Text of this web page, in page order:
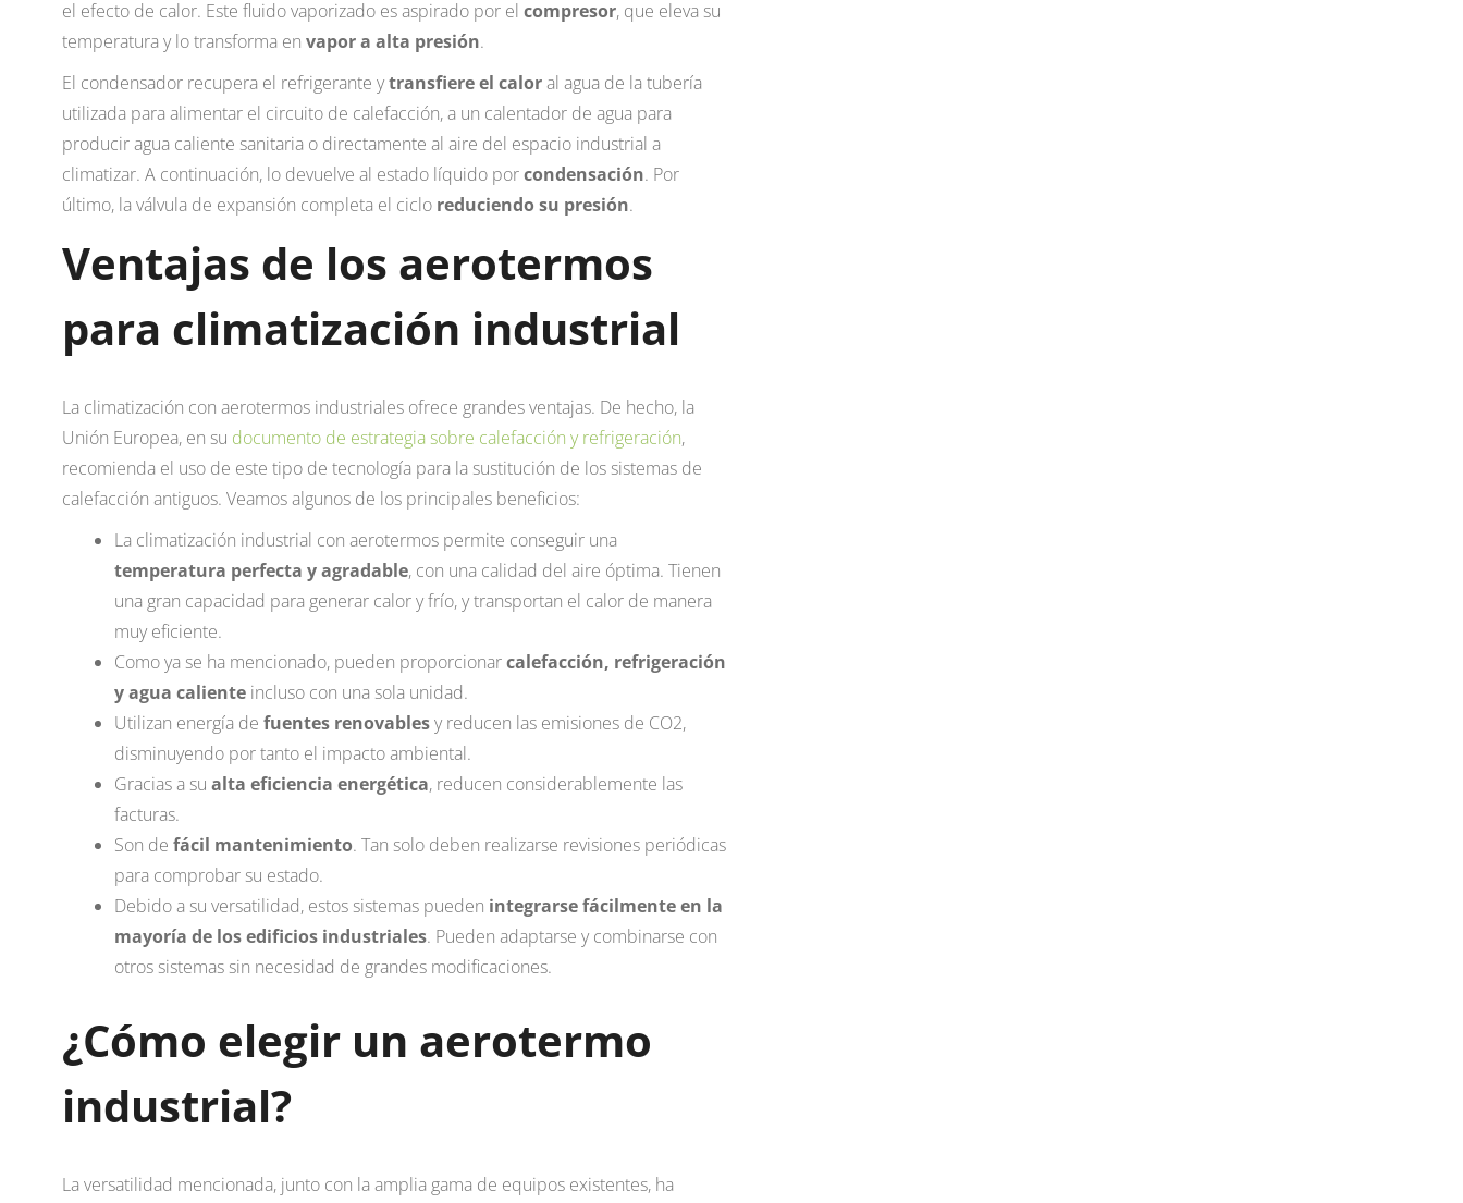
el efecto de calor. Este fluido vaporizado es aspirado por el compresor, que eleva su
temperatura y lo transforma en vapor a alta presión.
El condensador recupera el refrigerante ytransfiere el caloral agua de la tubería
utilizada para alimentar el circuito de calefacción, a un calentador de agua para
producir agua caliente sanitaria o directamente al aire del espacio industrial a
climatizar. A continuación, lo devuelve al estado líquido porcondensación. Por
último, la válvula de expansión completa el ciclo reduciendo su presión.
Ventajas de los aerotermos
para climatización industrial
La climatización con aerotermos industriales ofrece grandes ventajas. De hecho, la
Unión Europea, en su documento de estrategia sobre calefacción y refrigeración,
recomienda el uso de este tipo de tecnología para la sustitución de los sistemas de
calefacción antiguos. Veamos algunos de los principales beneficios:
La climatización industrial con aerotermos permite conseguir una
temperatura perfecta y agradable, con una calidad del aire óptima. Tienen
una gran capacidad para generar calor y frío, y transportan el calor de manera
muy eficiente.
Como ya se ha mencionado, pueden proporcionarcalefacción, refrigeración
y agua caliente incluso con una sola unidad.
Utilizan energía de fuentes renovablesy reducen las emisiones de CO2,
disminuyendo por tanto el impacto ambiental.
Gracias a su alta eficiencia energética, reducen considerablemente las
facturas.
Son de fácil mantenimiento. Tan solo deben realizarse revisiones periódicas
para comprobar su estado.
Debido a su versatilidad, estos sistemas pueden integrarse fácilmente en la
mayoría de los edificios industriales. Pueden adaptarse y combinarse con
otros sistemas sin necesidad de grandes modificaciones.
¿Cómo elegir un aerotermo
industrial?
La versatilidad mencionada, junto con la amplia gama de equipos existentes, ha